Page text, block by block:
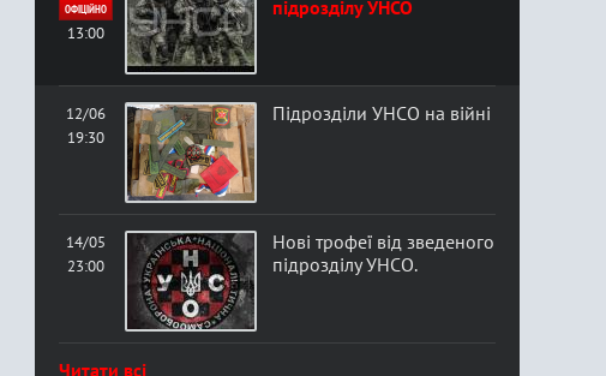
ОФІЦІЙНО
13:00
підрозділу УНСО
12/06
19:30
Підрозділи УНСО на війні
14/05
23:00
Нові трофеї від зведеного
підрозділу УНСО.
Читати всі